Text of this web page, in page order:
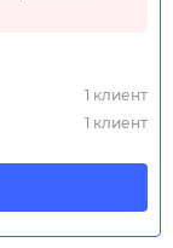
1 клиент
1 клиент